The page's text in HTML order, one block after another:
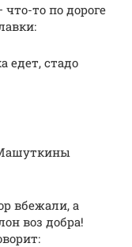
то по дороге
едет, стадо
вбежали, а
воз добра!